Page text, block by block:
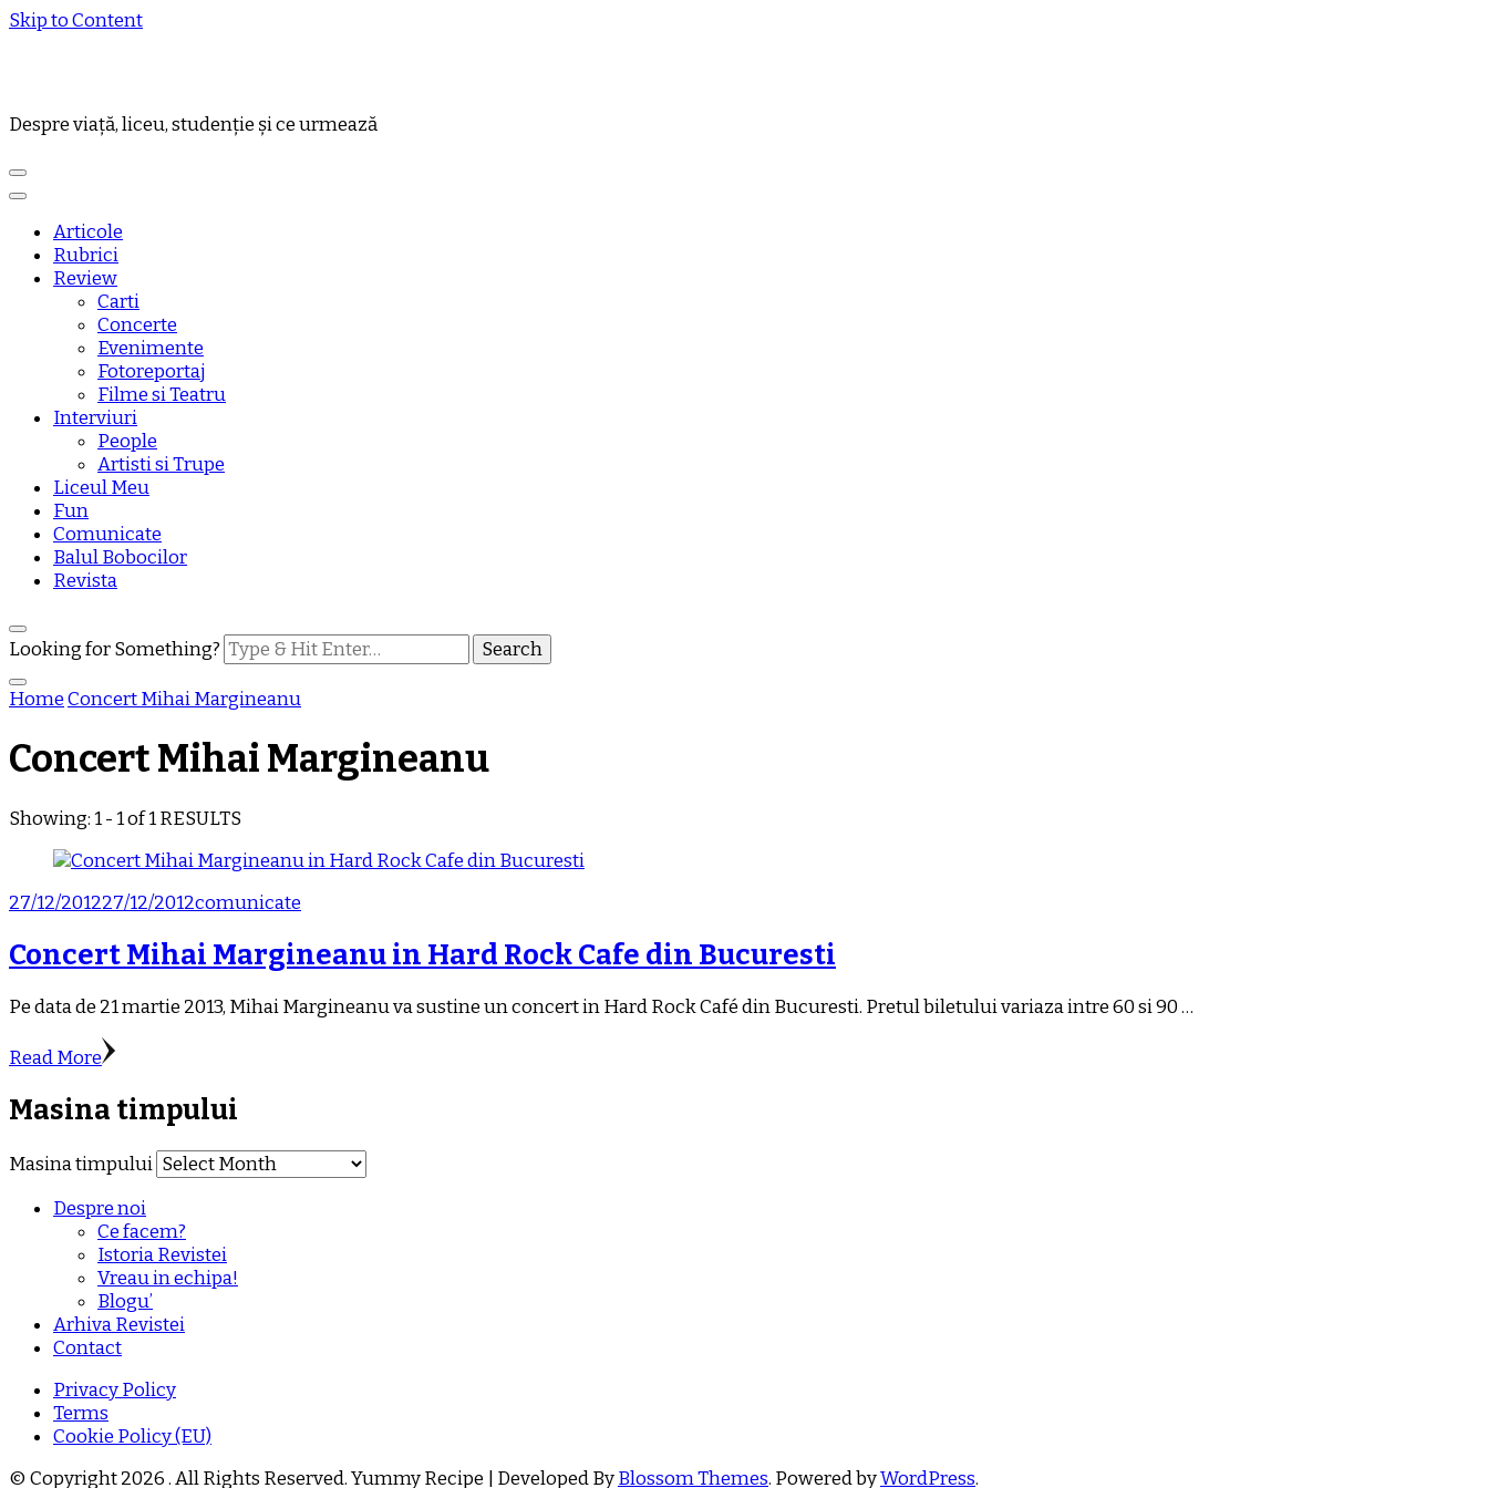
Skip to Content
Despre viață, liceu, studenție și ce urmează
Articole
Rubrici
Review
Carti
Concerte
Evenimente
Fotoreportaj
Filme si Teatru
Interviuri
People
Artisti si Trupe
Liceul Meu
Fun
Comunicate
Balul Bobocilor
Revista
Looking for Something?
HomeConcert Mihai Margineanu
Concert Mihai Margineanu
Showing: 1 - 1 of 1 RESULTS
27/12/201227/12/2012comunicate
Concert Mihai Margineanu in Hard Rock Cafe din Bucuresti
Pe data de 21 martie 2013, Mihai Margineanu va sustine un concert in Hard Rock Café din Bucuresti. Pretul biletului variaza intre 60 si 90 …
Read More
Masina timpului
Masina timpului
Despre noi
Ce facem?
Istoria Revistei
Vreau in echipa!
Blogu’
Arhiva Revistei
Contact
Privacy Policy
Terms
Cookie Policy (EU)
© Copyright 2026. All Rights Reserved.Yummy Recipe | Developed ByBlossom Themes. Powered byWordPress.